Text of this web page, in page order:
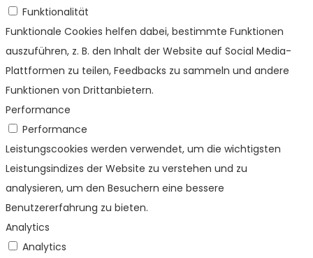
Funktionalität
Funktionale Cookies helfen dabei, bestimmte Funktionen
auszuführen, z. B. den Inhalt der Website auf Social Media-
Plattformen zu teilen, Feedbacks zu sammeln und andere
Funktionen von Drittanbietern.
Performance
Performance
Leistungscookies werden verwendet, um die wichtigsten
Leistungsindizes der Website zu verstehen und zu
analysieren, um den Besuchern eine bessere
Benutzererfahrung zu bieten.
Analytics
Analytics